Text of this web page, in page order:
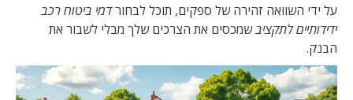
על ידי השוואה זהירה של ספקים, תוכל לבחורדמי ביטוח רכב
ידידותיים לתקציבשמכסים את הצרכים שלך מבלי לשבור את
הבנק.